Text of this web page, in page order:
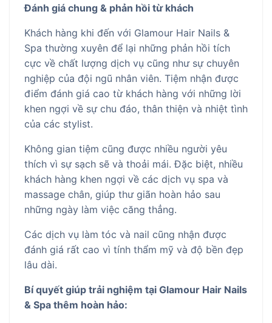
Đánh giá chung & phản hồi từ khách
Khách hàng khi đến với Glamour Hair Nails &
Spa thường xuyên để lại những phản hồi tích
cực về chất lượng dịch vụ cũng như sự chuyên
nghiệp của đội ngũ nhân viên. Tiệm nhận được
điểm đánh giá cao từ khách hàng với những lời
khen ngợi về sự chu đáo, thân thiện và nhiệt tình
của các stylist.
Không gian tiệm cũng được nhiều người yêu
thích vì sự sạch sẽ và thoải mái. Đặc biệt, nhiều
khách hàng khen ngợi về các dịch vụ spa và
massage chân, giúp thư giãn hoàn hảo sau
những ngày làm việc căng thẳng.
Các dịch vụ làm tóc và nail cũng nhận được
đánh giá rất cao vì tính thẩm mỹ và độ bền đẹp
lâu dài.
Bí quyết giúp trải nghiệm tại Glamour Hair Nails
& Spa thêm hoàn hảo: